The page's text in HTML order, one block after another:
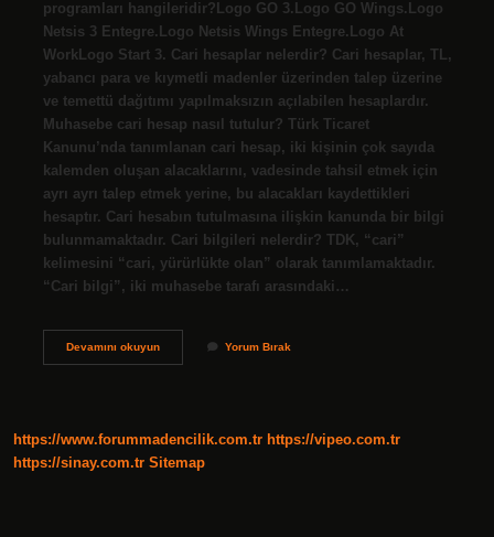
programları hangileridir?Logo GO 3.Logo GO Wings.Logo
Netsis 3 Entegre.Logo Netsis Wings Entegre.Logo At
WorkLogo Start 3. Cari hesaplar nelerdir? Cari hesaplar, TL,
yabancı para ve kıymetli madenler üzerinden talep üzerine
ve temettü dağıtımı yapılmaksızın açılabilen hesaplardır.
Muhasebe cari hesap nasıl tutulur? Türk Ticaret
Kanunu’nda tanımlanan cari hesap, iki kişinin çok sayıda
kalemden oluşan alacaklarını, vadesinde tahsil etmek için
ayrı ayrı talep etmek yerine, bu alacakları kaydettikleri
hesaptır. Cari hesabın tutulmasına ilişkin kanunda bir bilgi
bulunmamaktadır. Cari bilgileri nelerdir? TDK, “cari”
kelimesini “cari, yürürlükte olan” olarak tanımlamaktadır.
“Cari bilgi”, iki muhasebe tarafı arasındaki…
Devamını okuyunCari
Yorum Bırak
https://www.forummadencilik.com.tr https://vipeo.com.tr
https://sinay.com.tr Sitemap